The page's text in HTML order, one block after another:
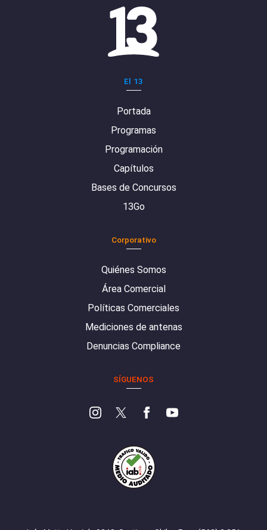
El 13
Portada
Programas
Programación
Capítulos
Bases de Concursos
13Go
Corporativo
Quiénes Somos
Área Comercial
Políticas Comerciales
Mediciones de antenas
Denuncias Compliance
SÍGUENOS